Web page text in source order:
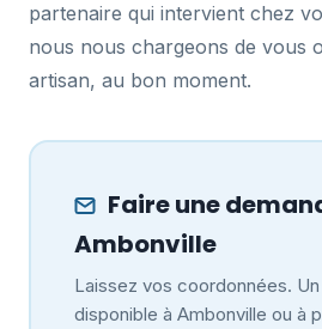
partenaire qui intervient chez
nous nous chargeons de vous
artisan, au bon moment.
Faire une
Ambonville
Laissez vos coordonnées.
disponible à Ambonville ou à